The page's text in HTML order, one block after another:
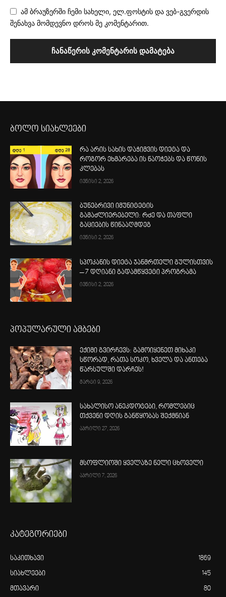
ამ ბრაუზერში ჩემი სახელი, ელ.ფოსტის და ვებ-გვერდის
შენახვა მომდევნო დროს მე კომენტარით.
ბოლო სიახლეები
რა არის სახის დაჭიმვის დიეტა და
როგორ ეხმარება ის ნაოჭებს და წონის
კლებას
ივნისი 2, 2026
ბუნებრივი იმუნიტეტის
გამაძლიერებელი: რძე და თაფლი
გაციების წინააღმდეგ
ივნისი 2, 2026
სპოკანის დიეტა ჯანმრთელი გულისთვის
– 7 დღიანი გადამწყვეტი პროგრამა
ივნისი 2, 2026
პოპულარული ამბები
ექიმი გვირჩევს: გამოიყენეთ მიხაკი
სწორად, რათა სოკო, ხველა და ანთება
წარსულში დარჩეს!
მარტი 9, 2026
სახალისო ანეკდოტები, რომლებიც
თქვენი დღის განწყობას შექმნიან
აპრილი 27, 2026
მსოფლიოში ყველაზე ნელი ცხოველი
აპრილი 7, 2026
კატეგორიები
საკითხავი 1869
სიახლეები 145
მთავარი 80